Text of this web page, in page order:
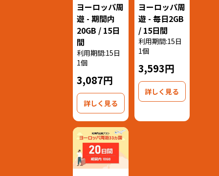
ヨーロッパ周
遊 - 期間内
20GB / 15日
間
利用期間:15日
1個
3,087円
詳しく見る
ヨーロッパ周
遊 - 毎日2GB
/ 15日間
利用期間:15日
1個
3,593円
詳しく見る